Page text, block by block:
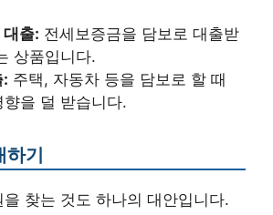
대출: 전세보증금을 담보로 대출받
상품입니다.
: 주택, 자동차 등을 담보로 할 때
향을 덜 받습니다.
하기
찾는 것도 하나의 대안입니다.